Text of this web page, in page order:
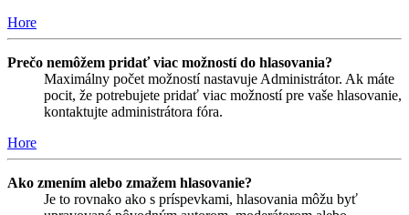
Hore
Prečo nemôžem pridať viac možností do hlasovania?
Maximálny počet možností nastavuje Administrátor. Ak máte
pocit, že potrebujete pridať viac možností pre vaše hlasovanie,
kontaktujte administrátora fóra.
Hore
Ako zmením alebo zmažem hlasovanie?
Je to rovnako ako s príspevkami, hlasovania môžu byť